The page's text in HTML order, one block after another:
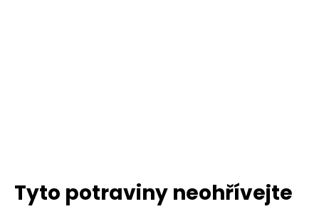
Tyto potraviny neohřívejte